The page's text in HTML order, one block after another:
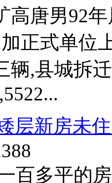
高唐男92
正式单位
辆,县城拆
层新房未
百多平的